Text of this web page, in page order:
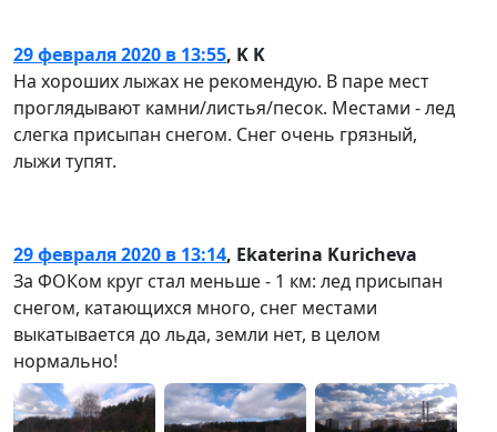
29 февраля 2020 в 13:55, K K
На хороших лыжах не рекомендую. В паре мест
проглядывают камни/листья/песок. Местами - лед
слегка присыпан снегом. Снег очень грязный,
лыжи тупят.
29 февраля 2020 в 13:14, Ekaterina Kuricheva
За ФОКом круг стал меньше - 1 км: лед присыпан
снегом, катающихся много, снег местами
выкатывается до льда, земли нет, в целом
нормально!